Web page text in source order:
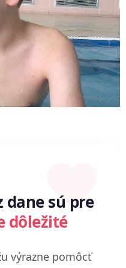
dane sú pre
dôležité
výrazne pomôcť